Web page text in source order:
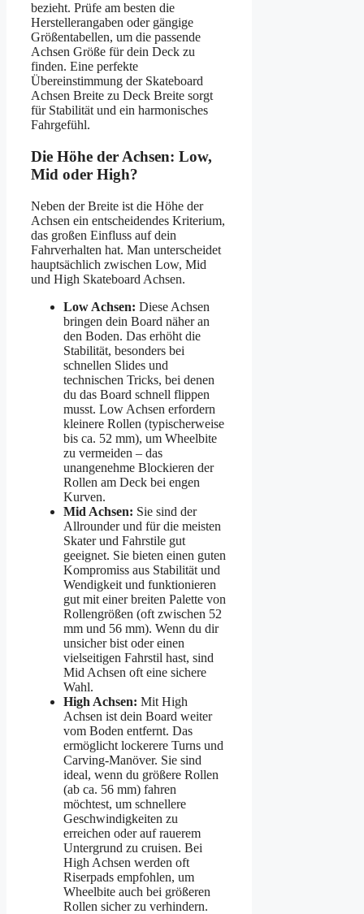
bezieht. Prüfe am besten die
Herstellerangaben oder gängige
Größentabellen, um die passende
Achsen Größe für dein Deck zu
finden. Eine perfekte
Übereinstimmung der Skateboard
Achsen Breite zu Deck Breite sorgt
für Stabilität und ein harmonisches
Fahrgefühl.
Die Höhe der Achsen: Low,
Mid oder High?
Neben der Breite ist die Höhe der
Achsen ein entscheidendes Kriterium,
das großen Einfluss auf dein
Fahrverhalten hat. Man unterscheidet
hauptsächlich zwischen Low, Mid
und High Skateboard Achsen.
Low Achsen: Diese Achsen
bringen dein Board näher an
den Boden. Das erhöht die
Stabilität, besonders bei
schnellen Slides und
technischen Tricks, bei denen
du das Board schnell flippen
musst. Low Achsen erfordern
kleinere Rollen (typischerweise
bis ca. 52 mm), um Wheelbite
zu vermeiden – das
unangenehme Blockieren der
Rollen am Deck bei engen
Kurven.
Mid Achsen: Sie sind der
Allrounder und für die meisten
Skater und Fahrstile gut
geeignet. Sie bieten einen guten
Kompromiss aus Stabilität und
Wendigkeit und funktionieren
gut mit einer breiten Palette von
Rollengrößen (oft zwischen 52
mm und 56 mm). Wenn du dir
unsicher bist oder einen
vielseitigen Fahrstil hast, sind
Mid Achsen oft eine sichere
Wahl.
High Achsen: Mit High
Achsen ist dein Board weiter
vom Boden entfernt. Das
ermöglicht lockerere Turns und
Carving-Manöver. Sie sind
ideal, wenn du größere Rollen
(ab ca. 56 mm) fahren
möchtest, um schnellere
Geschwindigkeiten zu
erreichen oder auf rauerem
Untergrund zu cruisen. Bei
High Achsen werden oft
Riserpads empfohlen, um
Wheelbite auch bei größeren
Rollen sicher zu verhindern.